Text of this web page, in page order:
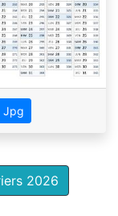
Jpg
2026